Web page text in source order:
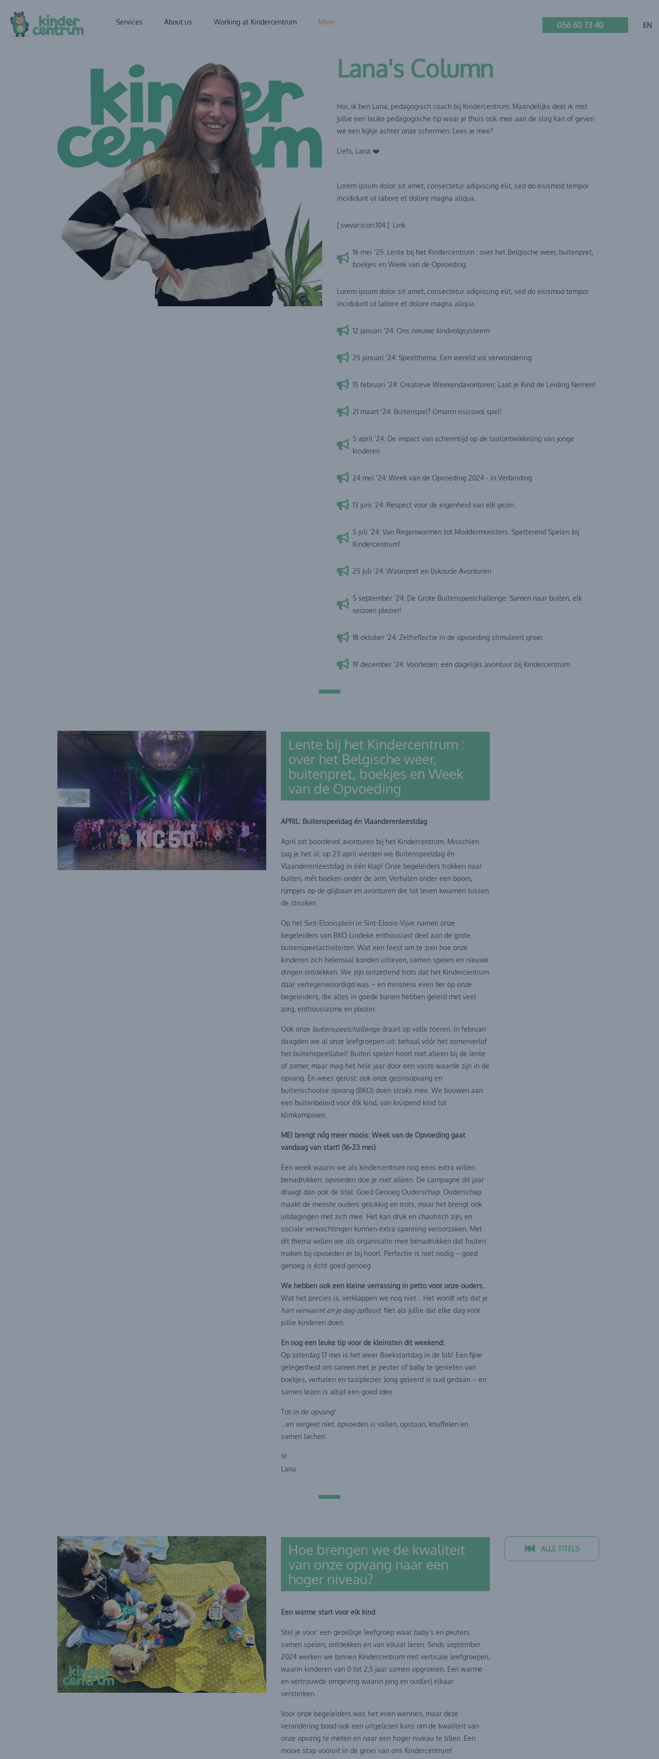
Services About us Working at Kindercentrum More 056 60 73 40 EN
Lana's Column
Hoi, ik ben Lana, pedagogisch coach bij Kindercentrum. Maandelijks deel ik met
jullie een leuke pedagogische tip waar je thuis ook mee aan de slag kan of geven
we een kijkje achter onze schermen. Lees je mee?
Liefs, Lana ❤️
Lorem ipsum dolor sit amet, consectetur adipiscing elit, sed do eiusmod tempor
incididunt ut labore et dolore magna aliqua.
[:swvar:icon:104:] Link
16 mei '25: Lente bij het Kindercentrum : over het Belgische weer, buitenpret,
boekjes en Week van de Opvoeding
Lorem ipsum dolor sit amet, consectetur adipiscing elit, sed do eiusmod tempor
incididunt ut labore et dolore magna aliqua.
12 januari '24: Ons nieuwe kindvolgsysteem
25 januari '24: Speelthema: Een wereld vol verwondering.
15 februari '24: Creatieve Weekendavonturen: Laat je Kind de Leiding Nemen!
21 maart '24: Buitenspel? Omarm risicovol spel!
5 april '24: De impact van schermtijd op de taalontwikkeling van jonge
kinderen
24 mei '24: Week van de Opvoeding 2024 - In Verbinding
13 juni '24: Respect voor de eigenheid van elk gezin.
5 juli '24: Van Regenwormen tot Moddermonsters: Spetterend Spelen bij
Kindercentrum!
25 juli '24: Waterpret en IJskoude Avonturen
5 september '24: De Grote Buitenspeelchallenge: Samen naar buiten, elk
seizoen plezier!
18 oktober '24: Zelfreflectie in de opvoeding stimuleert groei.
19 december '24: Voorlezen: een dagelijks avontuur bij Kindercentrum
Lente bij het Kindercentrum :
over het Belgische weer,
buitenpret, boekjes en Week
van de Opvoeding
APRIL: Buitenspeeldag én Vlaanderenleestdag
April zat boordevol avonturen bij het Kindercentrum. Misschien
zag je het al: op 23 april vierden we Buitenspeeldag én
Vlaanderenleestdag in één klap! Onze begeleiders trokken naar
buiten, mét boeken onder de arm. Verhalen onder een boom,
rijmpjes op de glijbaan en avonturen die tot leven kwamen tussen
de struiken.
Op het Sint-Elooisplein in Sint-Eloois-Vijve namen onze
begeleiders van BKO Lindeke enthousiast deel aan de grote
buitenspeelactiviteiten. Wat een feest om te zien hoe onze
kinderen zich helemaal konden uitleven, samen spelen en nieuwe
dingen ontdekken. We zijn ontzettend trots dat het Kindercentrum
daar vertegenwoordigd was – en minstens even fier op onze
begeleiders, die alles in goede banen hebben geleid met veel
zorg, enthousiasme en plezier.
Ook onze buitenspeelchallenge draait op volle toeren. In februari
daagden we al onze leefgroepen uit: behaal vóór het zomerverlof
het buitenspeellabel! Buiten spelen hoort niet alleen bij de lente
of zomer, maar mag het hele jaar door een vaste waarde zijn in de
opvang. En wees gerust: ook onze gezinsopvang en
buitenschoolse opvang (BKO) doen straks mee. We bouwen aan
een buitenbeleid voor élk kind, van kruipend kind tot
klimkampioen.
MEI brengt nóg meer moois: Week van de Opvoeding gaat
vandaag van start! (16-23 mei)
Een week waarin we als kindercentrum nog eens extra willen
benadrukken: opvoeden doe je niet alleen. De campagne dit jaar
draagt dan ook de titel: Goed Genoeg Ouderschap. Ouderschap
maakt de meeste ouders gelukkig en trots, maar het brengt ook
uitdagingen met zich mee. Het kan druk en chaotisch zijn, en
sociale verwachtingen kunnen extra spanning veroorzaken. Met
dit thema willen we als organisatie mee benadrukken dat fouten
maken bij opvoeden er bij hoort. Perfectie is niet nodig – goed
genoeg is écht goed genoeg
We hebben ook een kleine verrassing in petto voor onze ouders.
Wat het precies is, verklappen we nog niet… Het wordt iets dat je
hart verwarmt en je dag opfleurt. Net als jullie dat elke dag voor
jullie kinderen doen.
En nog een leuke tip voor de kleinsten dit weekend:
Op zaterdag 17 mei is het weer Boekstartdag in de bib! Een fijne
gelegenheid om samen met je peuter of baby te genieten van
boekjes, verhalen en taalplezier. Jong geleerd is oud gedaan – en
samen lezen is altijd een goed idee.
Tot in de opvang!
…en vergeet niet: opvoeden is vallen, opstaan, knuffelen en
samen lachen.
💛
Lana
Hoe brengen we de kwaliteit
van onze opvang naar een
hoger niveau?
Een warme start voor elk kind
Stel je voor: een gezellige leefgroep waar baby’s en peuters
samen spelen, ontdekken en van elkaar leren. Sinds september
2024 werken we binnen Kindercentrum met verticale leefgroepen,
waarin kinderen van 0 tot 2,5 jaar samen opgroeien. Een warme
en vertrouwde omgeving waarin jong en oud(er) elkaar
versterken.
Voor onze begeleiders was het even wennen, maar deze
verandering bood ook een uitgelezen kans om de kwaliteit van
onze opvang te meten en naar een hoger niveau te tillen. Een
mooie stap vooruit in de groei van ons Kindercentrum!
ALLE TITELS